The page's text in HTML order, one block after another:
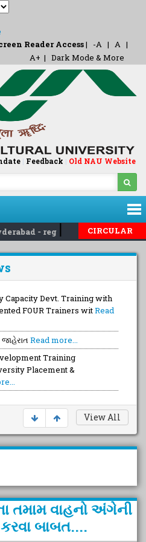
Reader Access| -A | A |
A+ | Dark Mode & More
| Feedback | Old NAU Website
- reg| | Invited
CIRCULAR
Capacity Devt. Training with
FOUR Trainers witRead
Read more...
Training
Placement &
View All
પહેલનું
૨૦૨૫)
તમામ વાહનો અંગેની
બાબત....